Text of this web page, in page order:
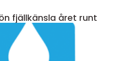
Boende grövelsjön fjällkänsla året runt